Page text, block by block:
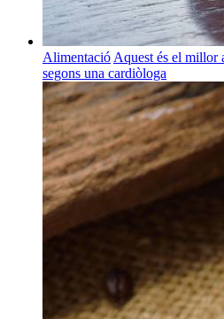
Alimentació Aquest és el millor
segons una cardiòloga